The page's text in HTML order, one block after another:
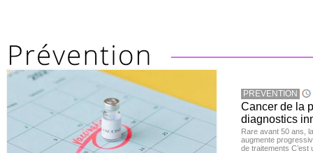
PREVENTION
Cancer de la
diagnostics
Rare avant 50 ans,
augmente
de traitements